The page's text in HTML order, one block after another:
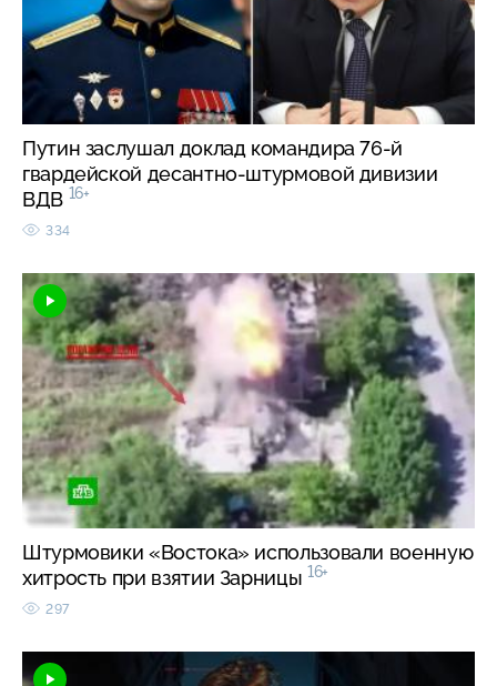
Путин заслушал доклад командира 76-й
гвардейской десантно-штурмовой дивизии
ВДВ 16+
334
Штурмовики «Востока» использовали военную
хитрость при взятии Зарницы 16+
297